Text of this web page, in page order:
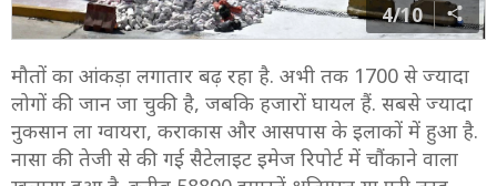
4/10
मौतों का आंकड़ा लगातार बढ़ रहा है. अभी तक 1700 से ज्यादा
लोगों की जान जा चुकी है, जबकि हजारों घायल हैं. सबसे ज्यादा
नुकसान ला ग्वायरा, कराकास और आसपास के इलाकों में हुआ है.
नासा की तेजी से की गई सैटेलाइट इमेज रिपोर्ट में चौंकाने वाला